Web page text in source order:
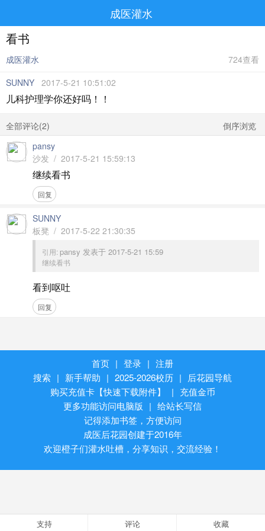
成医灌水
看书
成医灌水
724查看
SUNNY 2017-5-21 10:51:02
儿科护理学你还好吗！！
全部评论(2)
倒序浏览
pansy
沙发 / 2017-5-21 15:59:13
继续看书
回复
SUNNY
板凳 / 2017-5-22 21:30:35
引用: pansy 发表于 2017-5-21 15:59
继续看书
看到呕吐
回复
支持 评论 收藏
首页 | 登录 | 注册
搜索 | 新手帮助 | 2025-2026校历 |
后花园导航
购买充值卡【快速下载附件】
| 充值金币
更多功能访问电脑版 | 给站长写信
记得添加书签，方便访问
成医后花园创建于2016年
欢迎橙子们灌水吐槽，分享知识，交流经验！